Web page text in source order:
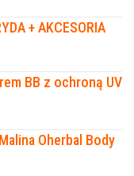
+ AKCESORIA
BB z ochroną UV
Oherbal Body